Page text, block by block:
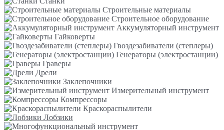
Строительные материалы
Строительное оборудование
Аккумуляторный инструмент
Гайковерты
Гвоздезабиватели (степлеры)
Генераторы (электростанции)
Граверы
Дрели
Заклепочники
Измерительный инструмент
Компрессоры
Краскораспылители
Лобзики